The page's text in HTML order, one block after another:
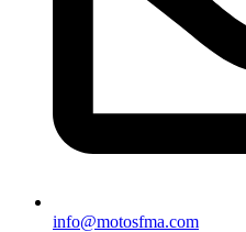
info@motosfma.com